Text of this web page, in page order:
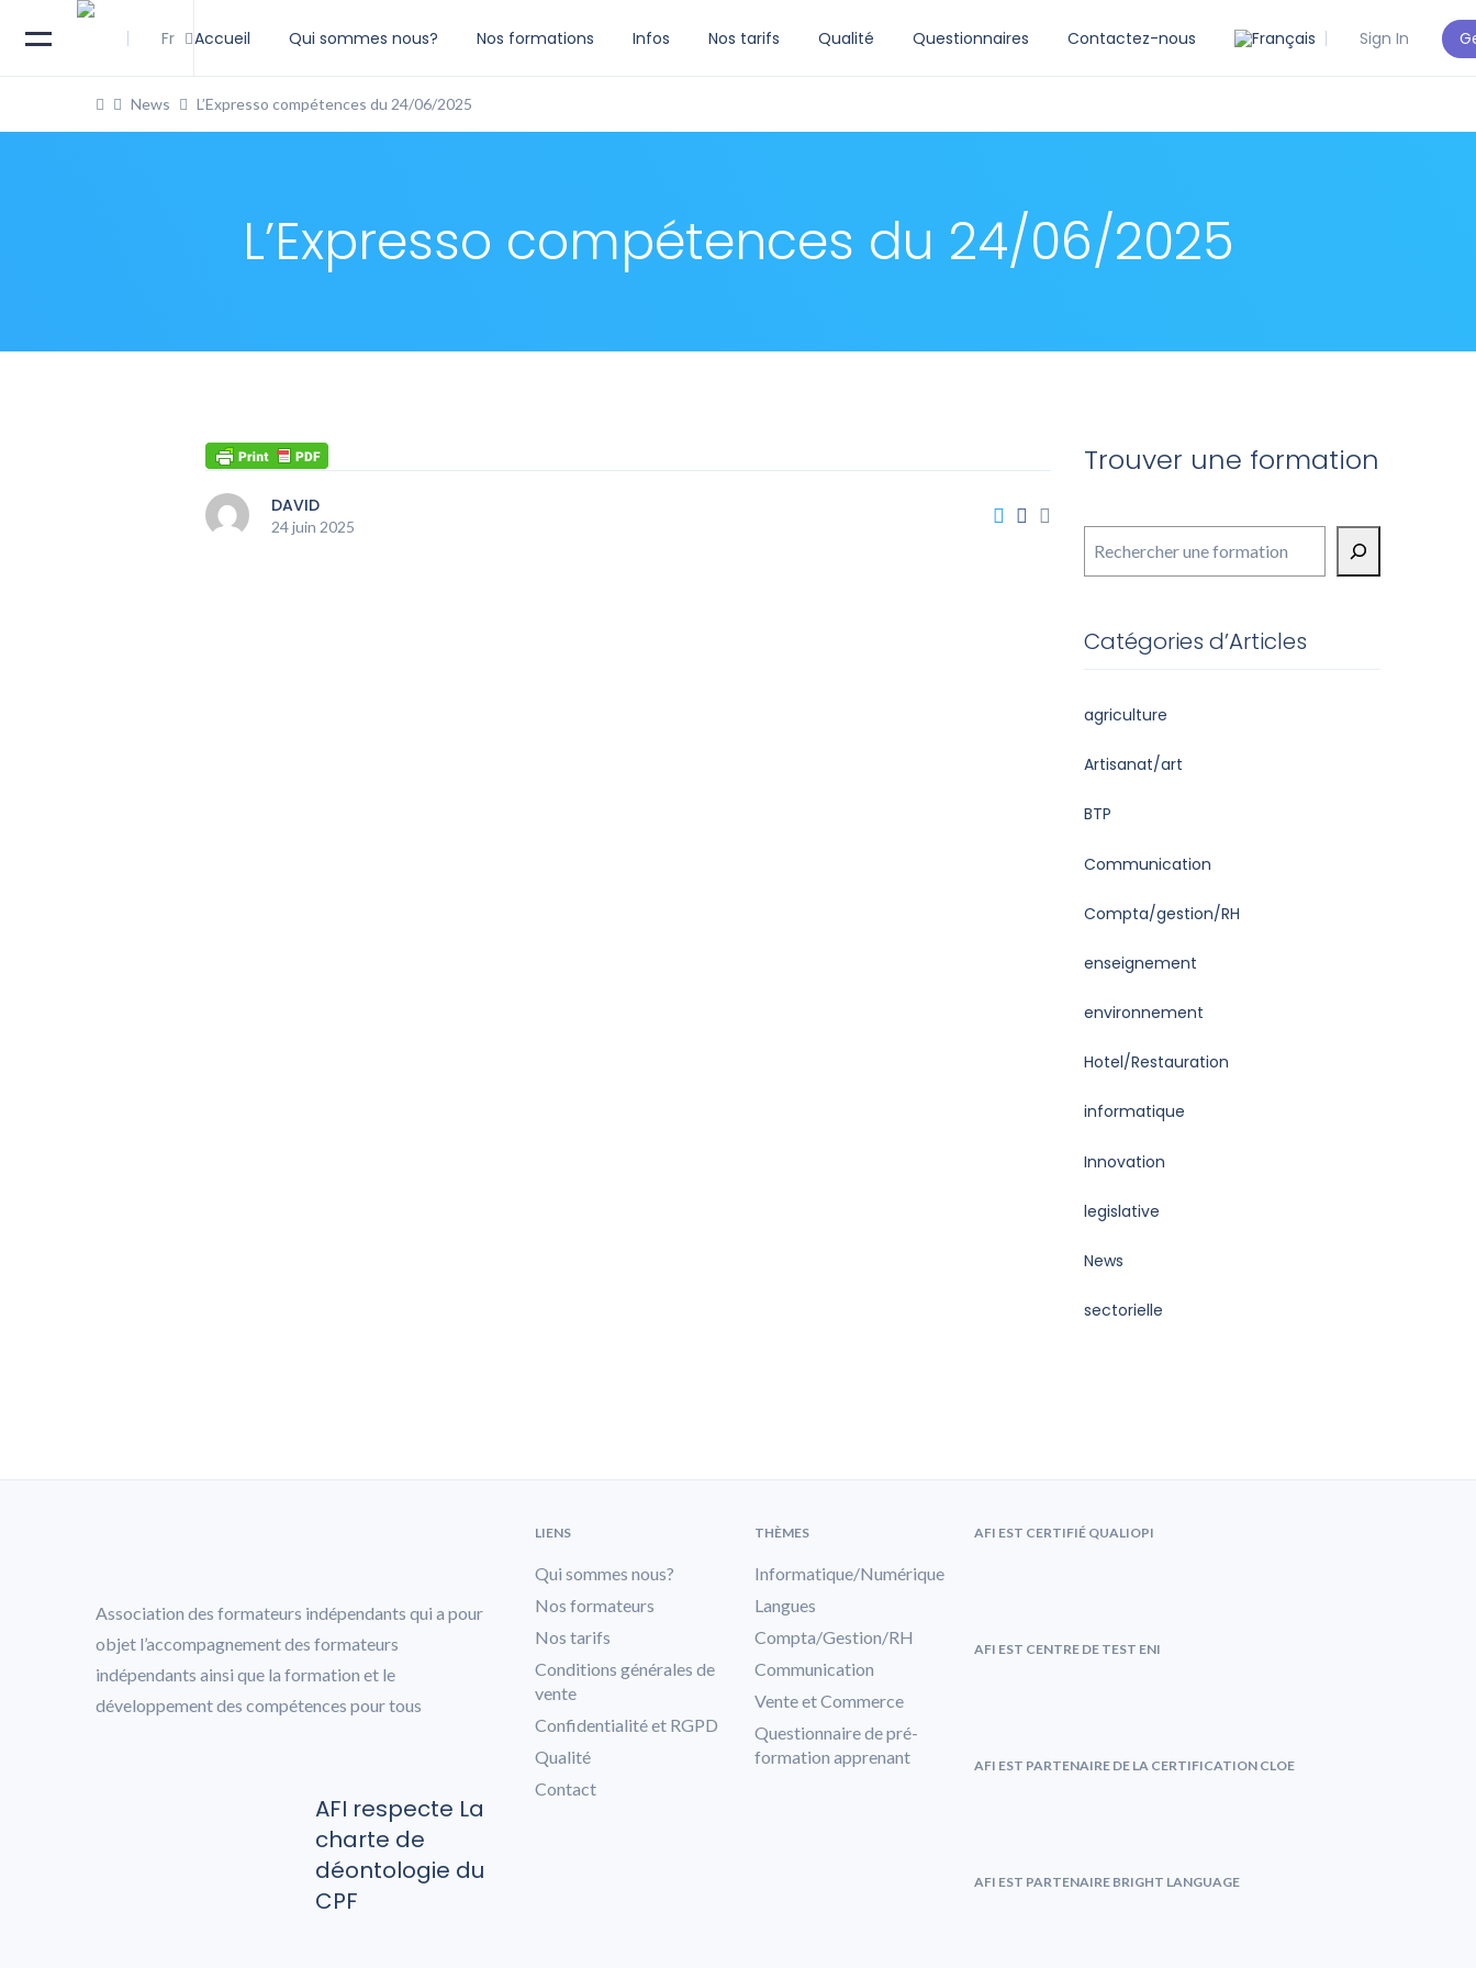
Fr Accueil Qui sommes nous? Nos formations Infos Nos tarifs Qualité Questionnaires Contactez-nous Sign In
News L’Expresso compétences du 24/06/2025
L’Expresso compétences du 24/06/2025
DAVID
24 juin 2025
Trouver une formation
Catégories d’Articles
agriculture
Artisanat/art
BTP
Communication
Compta/gestion/RH
enseignement
environnement
Hotel/Restauration
informatique
Innovation
legislative
News
sectorielle
Association des formateurs indépendants qui a pour
objet l’accompagnement des formateurs
indépendants ainsi que la formation et le
développement des compétences pour tous
AFI respecte La
charte de
déontologie du
CPF
LIENS
Qui sommes nous?
Nos formateurs
Nos tarifs
Conditions générales de
vente
Confidentialité et RGPD
Qualité
Contact
THÈMES
Informatique/Numérique
Langues
Compta/Gestion/RH
Communication
Vente et Commerce
Questionnaire de pré-
formation apprenant
AFI EST CERTIFIÉ QUALIOPI
AFI EST CENTRE DE TEST ENI
AFI EST PARTENAIRE DE LA CERTIFICATION CLOE
AFI EST PARTENAIRE BRIGHT LANGUAGE